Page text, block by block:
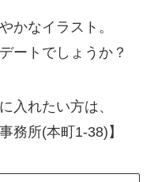
かなイラスト。
ートでしょうか？
入れたい方は、
務所(本町1-38)】